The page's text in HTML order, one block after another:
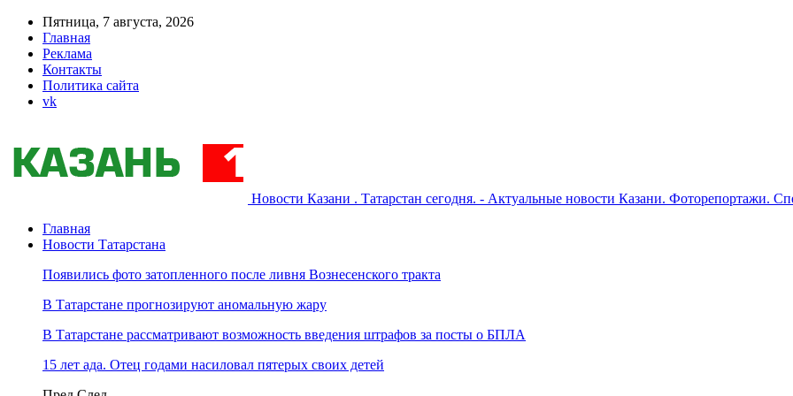
Пятница, 7 августа, 2026
Главная
Реклама
Контакты
Политика сайта
vk
Новости Казани . Татарстан сегодня. - Актуальные новости Казани. Фоторепортажи.
Главная
Новости Татарстана
Появились фото затопленного после ливня Вознесенского тракта
В Татарстане прогнозируют аномальную жару
В Татарстане рассматривают возможность введения штрафов за посты о БПЛА
15 лет ада. Отец годами насиловал пятерых своих детей